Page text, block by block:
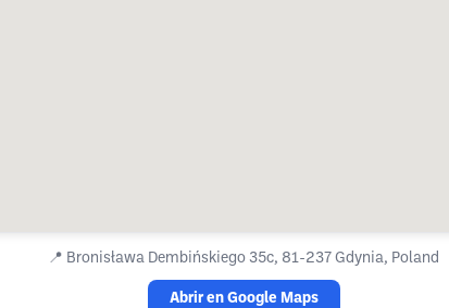
📍 Bronisława Dembińskiego 35c, 81-237 Gdynia, Poland
Abrir en Google Maps